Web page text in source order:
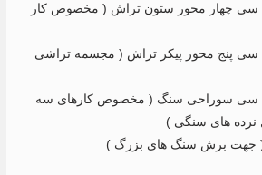
سی چهار محور ستون تراش ( مخصوص کار
پنج محور پیکر تراش ( مجسمه تراشی
سی سوراحی سنگ ( مخصوص کارهای سه
نرده های سنگی )
( جهت برش سنگ های بزرگ )